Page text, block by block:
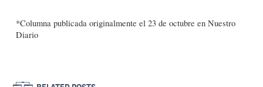
*Columna publicada originalmente el 23 de octubre en Nuestro
Diario